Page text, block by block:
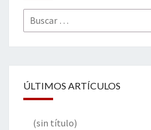
Buscar
por:
ÚLTIMOS ARTÍCULOS
(sin título)